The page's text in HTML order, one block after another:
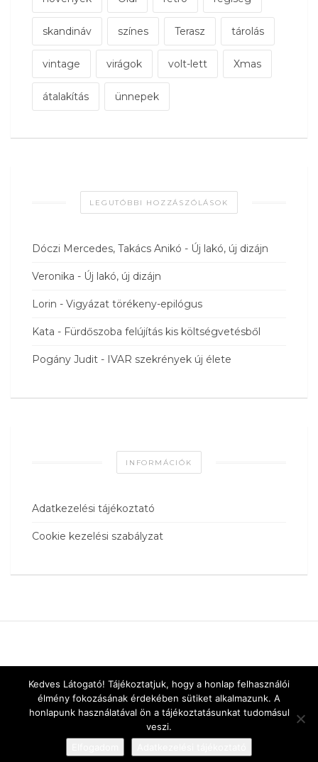
skandináv színes Terasz tárolás
vintage virágok volt-lett Xmas
átalakítás ünnepek
LEGUTÓBBI HOZZÁSZÓLÁSOK
Dóczi Mercedes, Takács Anikó - Új lakó, új dizájn
Veronika - Új lakó, új dizájn
Lorin - Vigyázat törékeny-epilógus
Kata - Fürdőszoba felújítás kis költségvetésből
Pogány Judit - IVAR szekrények új élete
INFORMÁCIÓK
Adatkezelési tájékoztató
Cookie kezelési szabályzat
Kedves Látogató! Tájékoztatjuk, hogy a honlap felhasználói
élmény fokozásának érdekében sütiket alkalmazunk. A
honlapunk használatával ön a tájékoztatásunkat tudomásul
veszi.